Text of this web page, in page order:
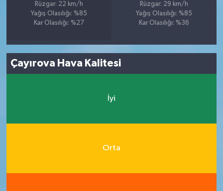
Rüzgar: 22 km/h
Yağış Olasılığı: %85
Kar Olasılığı: %27
Rüzgar: 29 km/h
Yağış Olasılığı: %85
Kar Olasılığı: %36
Çayırova Hava Kalitesi
İyi
Orta